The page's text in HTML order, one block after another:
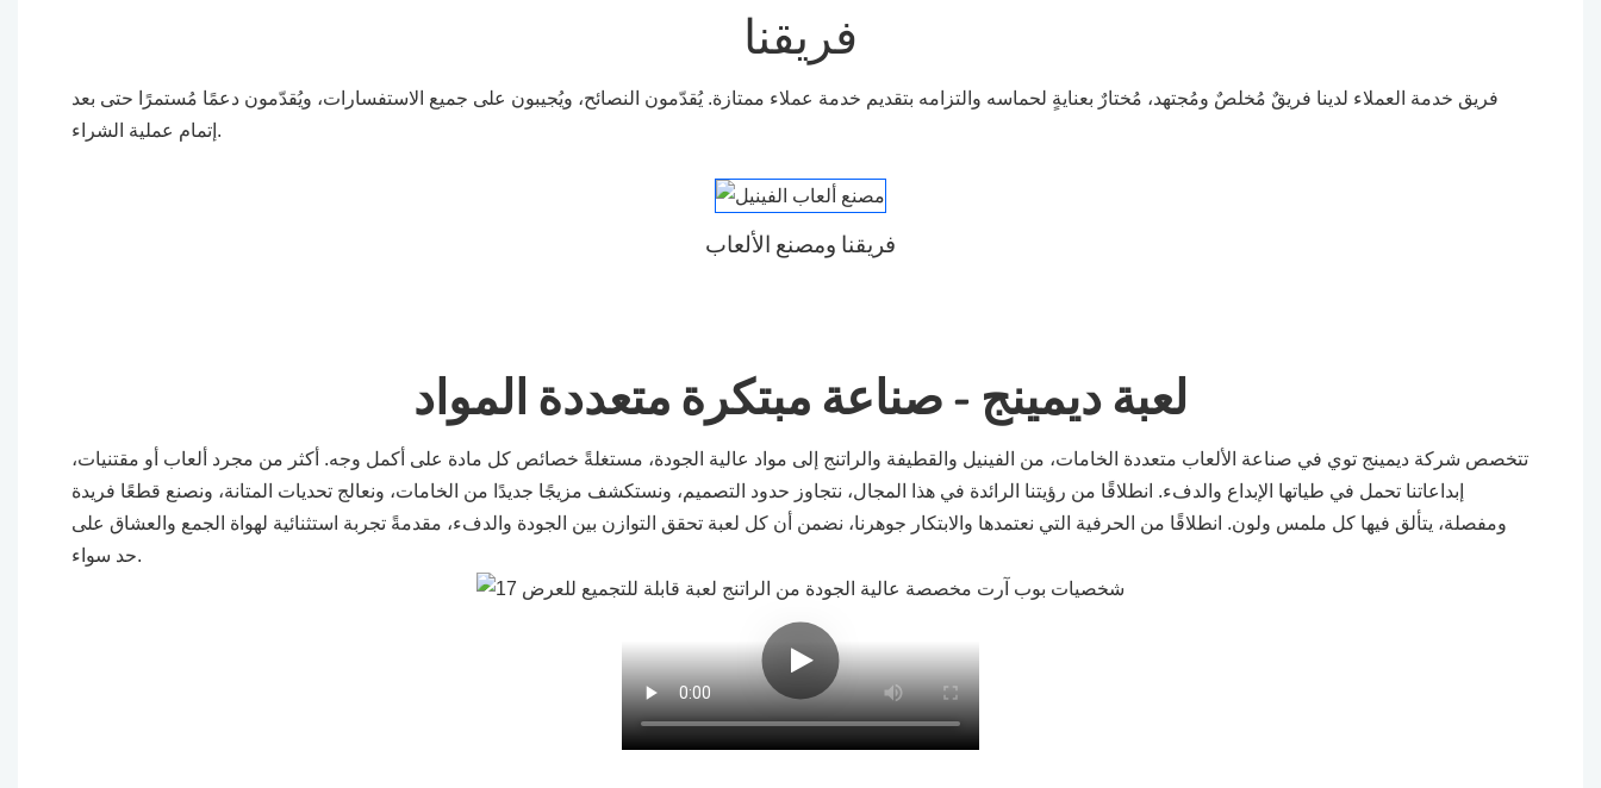
فريقنا
فريق خدمة العملاء لدينا فريقٌ مُخلصٌ ومُجتهد، مُختارٌ بعنايةٍ لحماسه والتزامه بتقديم خدمة عملاء ممتازة. يُقدّمون النصائح، ويُجيبون على جميع الاستفسارات، ويُقدّمون دعمًا مُستمرًا حتى بعد
إتمام عملية الشراء.
فريقنا ومصنع الألعاب
لعبة ديمينج - صناعة مبتكرة متعددة المواد
تتخصص شركة ديمينج توي في صناعة الألعاب متعددة الخامات، من الفينيل والقطيفة والراتنج إلى مواد عالية الجودة، مستغلةً خصائص كل مادة على أكمل وجه. أكثر من مجرد ألعاب أو مقتنيات،
إبداعاتنا تحمل في طياتها الإبداع والدفء. انطلاقًا من رؤيتنا الرائدة في هذا المجال، نتجاوز حدود التصميم، ونستكشف مزيجًا جديدًا من الخامات، ونعالج تحديات المتانة، ونصنع قطعًا فريدة
ومفصلة، ​​يتألق فيها كل ملمس ولون. انطلاقًا من الحرفية التي نعتمدها والابتكار جوهرنا، نضمن أن كل لعبة تحقق التوازن بين الجودة والدفء، مقدمةً تجربة استثنائية لهواة الجمع والعشاق على
حد سواء.